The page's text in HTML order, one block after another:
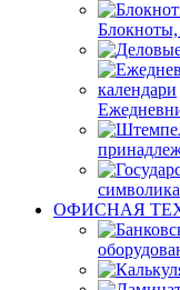
символика
ОФИСНАЯ